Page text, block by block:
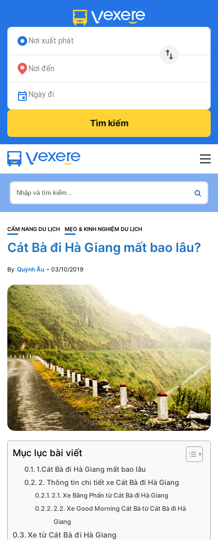
Nơi xuất phát
Nơi đến
Ngày đi
Tìm kiếm
CẨM NANG DU LỊCH MẸO & KINH NGHIỆM DU LỊCH
Cát Bà đi Hà Giang mất bao lâu?
By Quỳnh Âu 03/10/2019
Mục lục bài viết
1.Cát Bà đi Hà Giang mất bao lâu
2. Thông tin chi tiết xe Cát Bà đi Hà Giang
2.1. Xe Bằng Phấn từ Cát Bà đi Hà Giang
2.2. Xe Good Morning Cát Bà từ Cát Bà đi Hà
Giang
Xe từ Cát Bà đi Hà Giang